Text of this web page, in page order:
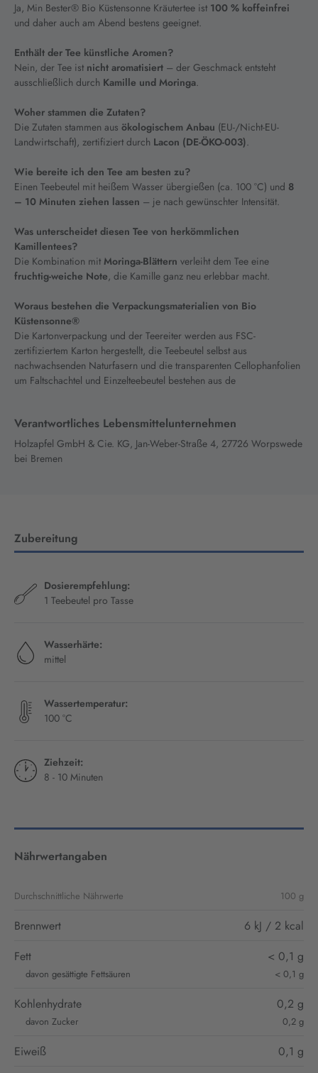
Ja, Min Bester® Bio Küstensonne Kräutertee ist 100 % koffeinfrei
und daher auch am Abend bestens geeignet.
Enthält der Tee künstliche Aromen?
Nein, der Tee ist nicht aromatisiert – der Geschmack entsteht
ausschließlich durch Kamille und Moringa.
Woher stammen die Zutaten?
Die Zutaten stammen aus ökologischem Anbau (EU-/Nicht-EU-
Landwirtschaft), zertifiziert durch Lacon (DE-ÖKO-003).
Wie bereite ich den Tee am besten zu?
Einen Teebeutel mit heißem Wasser übergießen (ca. 100 °C) und 8
– 10 Minuten ziehen lassen – je nach gewünschter Intensität.
Was unterscheidet diesen Tee von herkömmlichen
Kamillentees?
Die Kombination mit Moringa-Blättern verleiht dem Tee eine
fruchtig-weiche Note, die Kamille ganz neu erlebbar macht.
Woraus bestehen die Verpackungsmaterialien von Bio
Küstensonne®
Die Kartonverpackung und der Teereiter werden aus FSC-
zertifiziertem Karton hergestellt, die Teebeutel selbst aus
nachwachsenden Naturfasern und die transparenten Cellophanfolien
um Faltschachtel und Einzelteebeutel bestehen aus de
Verantwortliches Lebensmittelunternehmen
Holzapfel GmbH & Cie. KG, Jan-Weber-Straße 4, 27726 Worpswede
bei Bremen
Zubereitung
Dosierempfehlung:
1 Teebeutel pro Tasse
Wasserhärte:
mittel
Wassertemperatur:
100 °C
Ziehzeit:
8 - 10 Minuten
Nährwertangaben
Durchschnittliche Nährwerte 100 g
Brennwert
6 kJ / 2 kcal
Fett
< 0,1 g
davon gesättigte Fettsäuren < 0,1 g
Kohlenhydrate 0,2 g
davon Zucker 0,2 g
Eiweiß
0,1 g